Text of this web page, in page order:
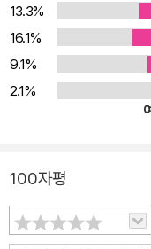
기초를 탄탄히 쌓으면 일
13.3%
16.1%
9.1%
2.1%
100자평